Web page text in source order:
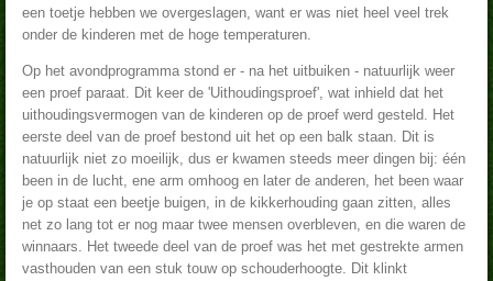
een toetje hebben we overgeslagen, want er was niet heel veel trek
onder de kinderen met de hoge temperaturen.
Op het avondprogramma stond er - na het uitbuiken - natuurlijk weer
een proef paraat. Dit keer de 'Uithoudingsproef', wat inhield dat het
uithoudingsvermogen van de kinderen op de proef werd gesteld. Het
eerste deel van de proef bestond uit het op een balk staan. Dit is
natuurlijk niet zo moeilijk, dus er kwamen steeds meer dingen bij: één
been in de lucht, ene arm omhoog en later de anderen, het been waar
je op staat een beetje buigen, in de kikkerhouding gaan zitten, alles
net zo lang tot er nog maar twee mensen overbleven, en die waren de
winnaars. Het tweede deel van de proef was het met gestrekte armen
vasthouden van een stuk touw op schouderhoogte. Dit klinkt